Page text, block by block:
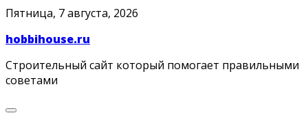
Skip
content
Пятница, 7 августа, 2026
hobbihouse.ru
Строительный сайт который помогает правильными
советами